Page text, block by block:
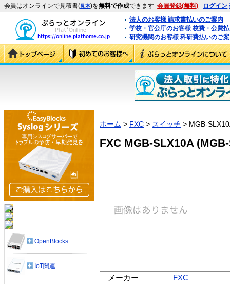
会員はオンラインで見積書(見本)を無料で作成できます 会員登録(無料) ログイン
法人のお客様 請求書払いのご案内
学校・官公庁のお客様 校費・公費
研究機関のお客様 科研費払いのご
ホーム > FXC > スイッチ > MGB-
FXC MGB-SLX10A
メーカー
FXC
OpenBlocks
IoT関連